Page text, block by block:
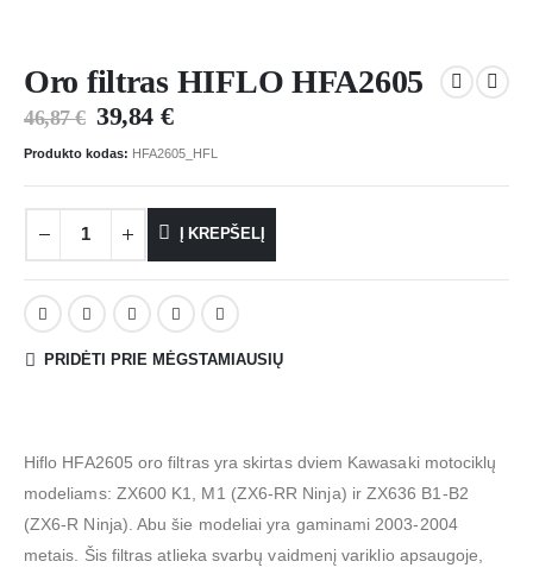
Oro filtras HIFLO HFA2605
46,87€ 39,84 €
Produkto kodas: HFA2605_HFL
Į KREPŠELĮ
PRIDĖTI PRIE MĖGSTAMIAUSIŲ
Hiflo HFA2605 oro filtras yra skirtas dviem Kawasaki motociklų
modeliams: ZX600 K1, M1 (ZX6-RR Ninja) ir ZX636 B1-B2
(ZX6-R Ninja). Abu šie modeliai yra gaminami 2003-2004
metais. Šis filtras atlieka svarbų vaidmenį variklio apsaugoje,